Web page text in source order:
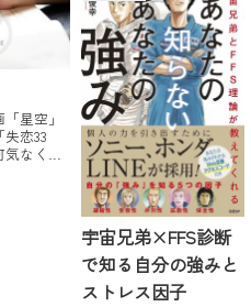
星空」
恋33
気なく読
宇宙兄弟×FFS診断
で知る自分の強みと
ストレス因子